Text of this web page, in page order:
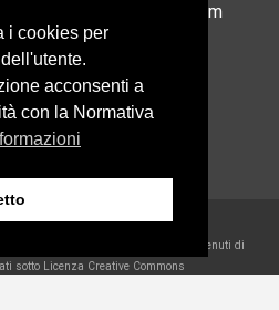
info@usprimiero.com
Amministrazione
dove diversamente specificato, i contenuti di
sotto Licenza Creative Commons
i cookies per
acconsenti a
con la Normativa